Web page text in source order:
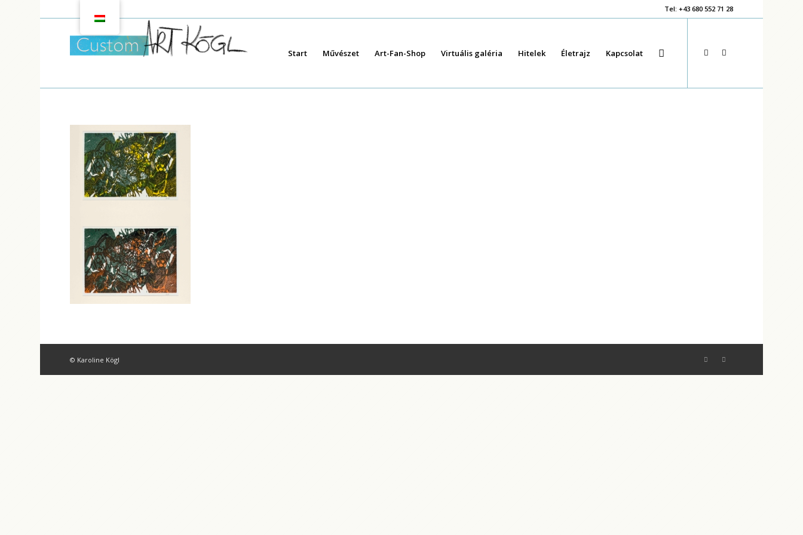
Tel: +43 680 552 71 28
Start Művészet Art-Fan-Shop Virtuális galéria Hitelek Életrajz Kapcsolat
© Karoline Kögl